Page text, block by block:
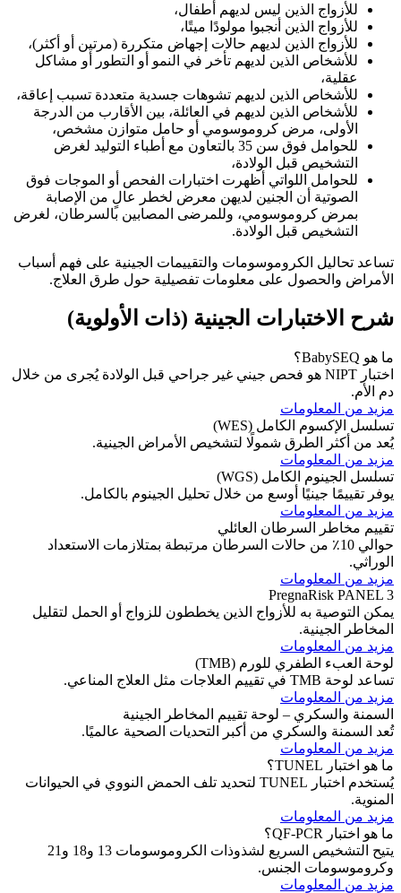
للأزواج الذين ليس لديهم أطفال،
للأزواج الذين أنجبوا مولودًا ميتًا،
للأزواج الذين لديهم حالات إجهاض متكررة (مرتين أو أكثر)،
للأشخاص الذين لديهم تأخر في النمو أو التطور أو مشاكل
عقلية،
للأشخاص الذين لديهم تشوهات جسدية متعددة تسبب إعاقة،
للأشخاص الذين لديهم في العائلة، بين الأقارب من الدرجة
الأولى، مرض كروموسومي أو حامل متوازن مشخص،
للحوامل فوق سن 35 بالتعاون مع أطباء التوليد لغرض
التشخيص قبل الولادة،
للحوامل اللواتي أظهرت اختبارات الفحص أو الموجات فوق
الصوتية أن الجنين لديهن معرض لخطر عالٍ من الإصابة
بمرض كروموسومي، وللمرضى المصابين بالسرطان، لغرض
التشخيص قبل الولادة.
تساعد تحاليل الكروموسومات والتقييمات الجينية على فهم أسباب
الأمراض والحصول على معلومات تفصيلية حول طرق العلاج.
شرح الاختبارات الجينية (ذات الأولوية)
ما هو BabySEQ؟
اختبار NIPT هو فحص جيني غير جراحي قبل الولادة يُجرى من خلال
دم الأم.
مزيد من المعلومات
تسلسل الإكسوم الكامل (WES)
يُعد من أكثر الطرق شمولًا لتشخيص الأمراض الجينية.
مزيد من المعلومات
تسلسل الجينوم الكامل (WGS)
يوفر تقييمًا جينيًا أوسع من خلال تحليل الجينوم بالكامل.
مزيد من المعلومات
تقييم مخاطر السرطان العائلي
حوالي 10٪ من حالات السرطان مرتبطة بمتلازمات الاستعداد
الوراثي.
مزيد من المعلومات
PregnaRisk PANEL 3
يمكن التوصية به للأزواج الذين يخططون للزواج أو الحمل لتقليل
المخاطر الجينية.
مزيد من المعلومات
لوحة العبء الطفري للورم (TMB)
تساعد لوحة TMB في تقييم العلاجات مثل العلاج المناعي.
مزيد من المعلومات
السمنة والسكري – لوحة تقييم المخاطر الجينية
تُعد السمنة والسكري من أكبر التحديات الصحية عالميًا.
مزيد من المعلومات
ما هو اختبار TUNEL؟
يُستخدم اختبار TUNEL لتحديد تلف الحمض النووي في الحيوانات
المنوية.
مزيد من المعلومات
ما هو اختبار QF-PCR؟
يتيح التشخيص السريع لشذوذات الكروموسومات 13 و18 و21
وكروموسومات الجنس.
مزيد من المعلومات